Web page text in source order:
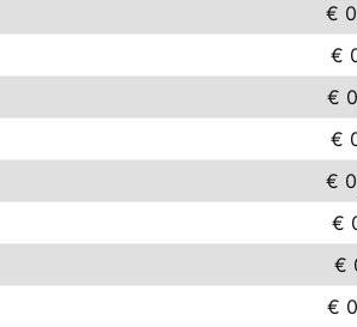
€
€
€
€
€
€
€
€